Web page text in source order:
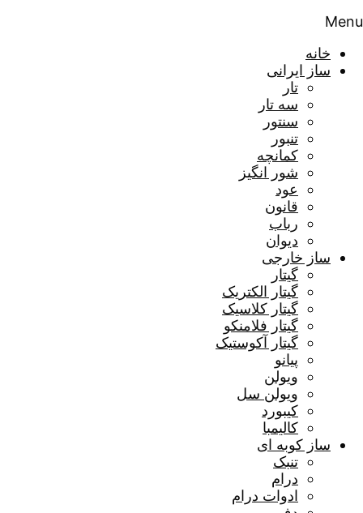
Menu
خانه
ساز ایرانی
تار
سه تار
سنتور
تنبور
کمانچه
شور انگیز
عود
قانون
رباب
دیوان
ساز خارجی
گیتار
گیتار الکتریک
گیتار کلاسیک
گیتار فلامنکو
گیتار آکوستیک
پیانو
ویولن
ویولن سل
کیبورد
کالیمبا
ساز کوبه ای
تنبک
درام
ادوات درام